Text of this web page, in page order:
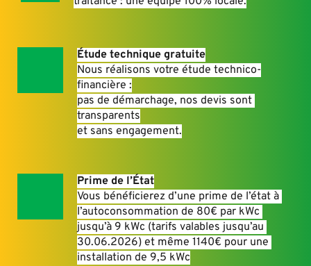
Étude technique gratuite
Nous réalisons votre étude technico-
financière :
pas de démarchage, nos devis sont
transparents
et sans engagement.
Prime de l’État
Vous bénéficierez d’une prime de l’état à
l’autoconsommation de 80€ par kWc
jusqu’à 9 kWc (tarifs valables jusqu’au
30.06.2026) et même 1140€ pour une
installation de 9,5 kWc